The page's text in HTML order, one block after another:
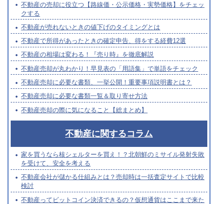
不動産の売却に役立つ【路線価・公示価格・実勢価格】をチェッ
クする
不動産が売れないときの値下げのタイミングとは
不動産で所得があったときの確定申告、得をする経費12選
不動産の相場は変わる！『売り時』を徹底解説
不動産売却が丸わかり！早見表の「用語集」で単語をチェック
不動産売却に必要な書類、一挙公開！重要事項説明書とは？
不動産売却に必要な書類一覧＆取り寄せ方法
不動産売却の際に気になること【総まとめ】
不動産に関するコラム
家を買うなら核シェルターを買え！？北朝鮮のミサイル発射失敗
を受けて、安全を考える
不動産会社が儲かる仕組みとは？売却時は一括査定サイトで比較
検討
不動産ってビットコイン決済できるの？仮想通貨はここまで来た